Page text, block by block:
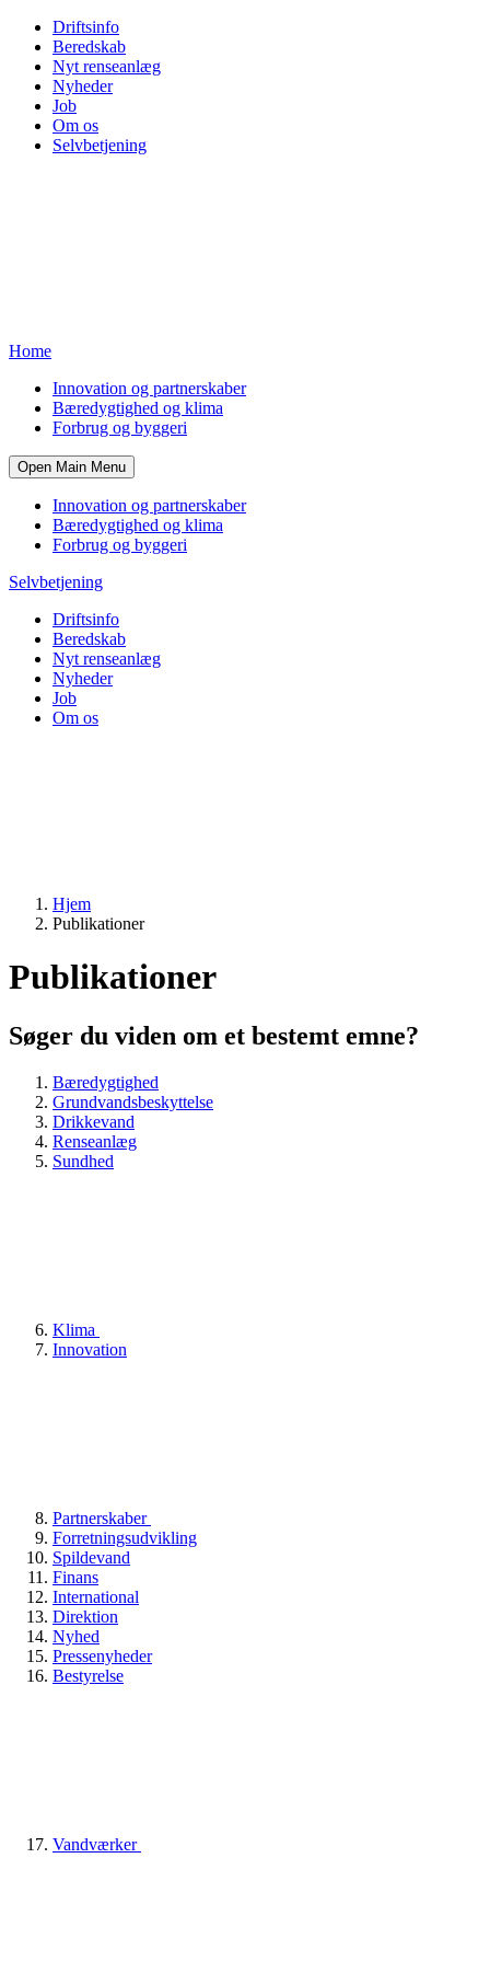
Driftsinfo
Beredskab
Nyt renseanlæg
Nyheder
Job
Om os
Selvbetjening
Home
Innovation og partnerskaber
Bæredygtighed og klima
Forbrug og byggeri
Open Main Menu
Innovation og partnerskaber
Bæredygtighed og klima
Forbrug og byggeri
Selvbetjening
Driftsinfo
Beredskab
Nyt renseanlæg
Nyheder
Job
Om os
Hjem
Publikationer
Publikationer
Søger du viden om et bestemt emne?
Bæredygtighed
Grundvandsbeskyttelse
Drikkevand
Renseanlæg
Sundhed
Klima
Innovation
Partnerskaber
Forretningsudvikling
Spildevand
Finans
International
Direktion
Nyhed
Pressenyheder
Bestyrelse
Vandværker